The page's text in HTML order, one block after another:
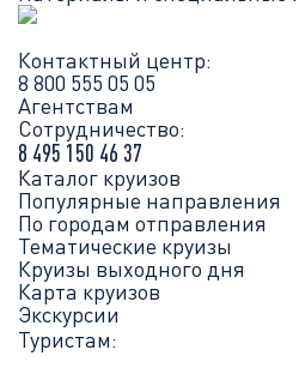
Контактный центр:
8 800 555 05 05
Агентствам
Сотрудничество:
8 495 150 46 37
Каталог круизов
Популярные направления
По городам отправления
Тематические круизы
Круизы выходного дня
Карта круизов
Экскурсии
Туристам: